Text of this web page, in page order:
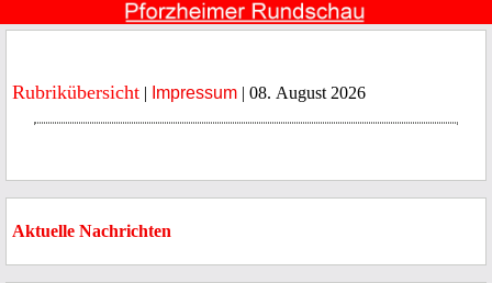
Rubrikübersicht | Impressum | 08. August 2026
Aktuelle Nachrichten